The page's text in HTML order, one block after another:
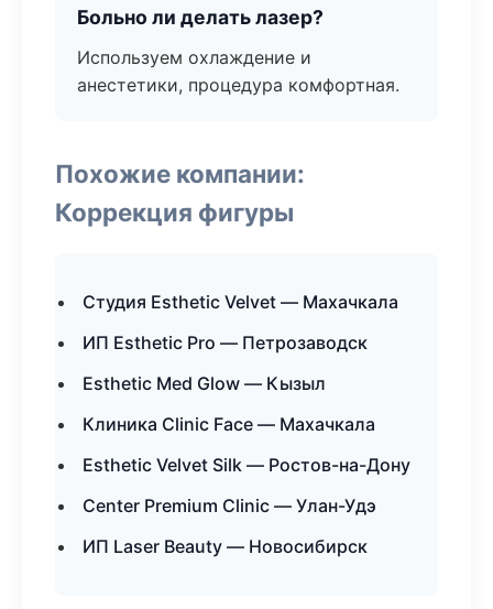
Больно ли делать лазер?
Используем охлаждение и
анестетики, процедура комфортная.
Похожие компании:
Коррекция фигуры
Студия Esthetic Velvet — Махачкала
ИП Esthetic Pro — Петрозаводск
Esthetic Med Glow — Кызыл
Клиника Clinic Face — Махачкала
Esthetic Velvet Silk — Ростов-на-Дону
Center Premium Clinic — Улан-Удэ
ИП Laser Beauty — Новосибирск